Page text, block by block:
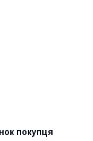
покупця